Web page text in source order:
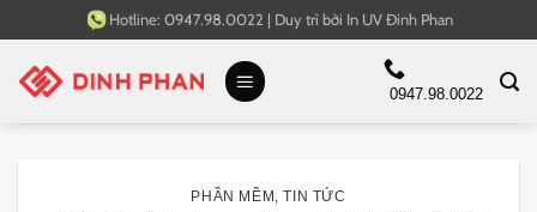
qua
nội
Hotline: 0947.98.0022 | Duy trì bởi In UV Đinh Phan
0947.98.0022
PHẦN MỀM ,TIN TỨC